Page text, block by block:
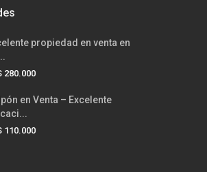
propiedad en venta en
280.000
en Venta – Excelente
110.000